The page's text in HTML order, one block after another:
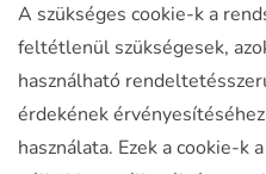
A szükséges cookie-k a
feltétlenül szükségesek,
használható
érdekének
használata. Ezek a cookie-k